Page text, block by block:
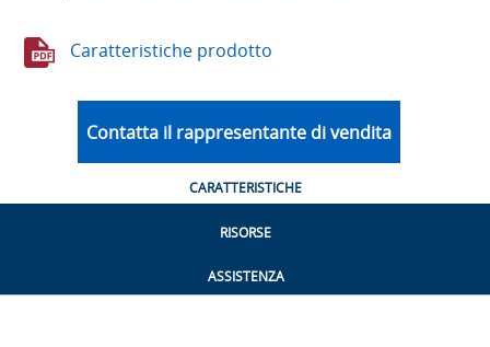
Caratteristiche prodotto
Contatta il rappresentante di vendita
CARATTERISTICHE
RISORSE
ASSISTENZA